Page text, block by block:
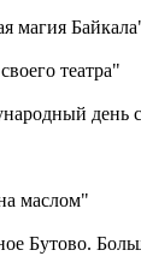
магия
театра"
день
маслом"
Бутово.